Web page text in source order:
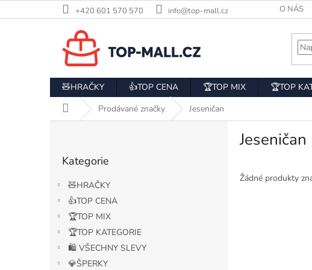
na
+420 601 570 570 info@top-mall.cz O NÁS
🧸HRAČKY 👍TOP CENA 🏆TOP MIX 🏆TOP
Domů Prodávané značky Jeseničan
kategorie
Kategorie
🧸HRAČKY
👍TOP CENA
🏆TOP MIX
🏆TOP KATEGORIE
🛍️ VŠECHNY SLEVY
💎ŠPERKY
Jeseničan
Žádné produkty